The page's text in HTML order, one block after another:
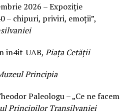
2026 – Expoziție
– chipuri, priviri, emoții”,
in4it-UAB, Piața Cetății
Principia
Paleologu – „Ce ne facem
Principilor Transilvaniei